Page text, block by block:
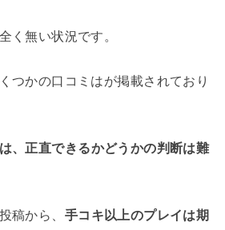
く無い状況です。
つかの口コミはが掲載されており
、正直できるかどうかの判断は難
稿から、 手コキ以上のプレイは期